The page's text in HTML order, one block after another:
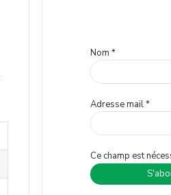
Nom*
Adresse mail*
Ce champ est